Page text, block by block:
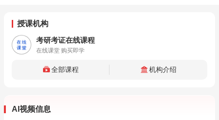
授课机构
考研考证在线课程
在线课堂 购买即学
全部课程 机构介绍
AI视频信息